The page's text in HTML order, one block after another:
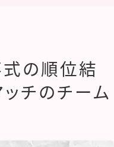
の順位結
チのチーム